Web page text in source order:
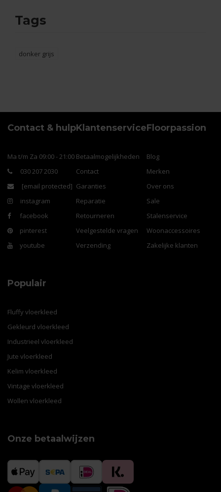
Tags
donker grijs
Contact & hulp
Ma t/m Za 09:00 - 21:00
030 207 2030
[email protected]
instagram
facebook
pinterest
youtube
Klantenservice
Betaalmogelijkheden
Contact
Garanties
Reparatie
Retourneren
Veelgestelde vragen
Verzending
Floorpassion
Blog
Merken
Over ons
Sale
Stalenservice
Woonaccessoires
Zakelijke klanten
Populair
Fluffy vloerkleed
Gekleurd vloerkleed
Industrieel vloerkleed
Jute vloerkleed
Kelim vloerkleed
Vintage vloerkleed
Wollen vloerkleed
Onze betaalwijzen